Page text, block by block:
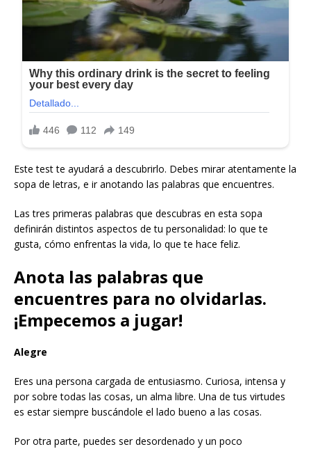
Este test te ayudará a descubrirlo. Debes mirar atentamente la
sopa de letras, e ir anotando las palabras que encuentres.
Las tres primeras palabras que descubras en esta sopa
definirán distintos aspectos de tu personalidad: lo que te
gusta, cómo enfrentas la vida, lo que te hace feliz.
Anota las palabras que
encuentres para no olvidarlas.
¡Empecemos a jugar!
Alegre
Eres una persona cargada de entusiasmo. Curiosa, intensa y
por sobre todas las cosas, un alma libre. Una de tus virtudes
es estar siempre buscándole el lado bueno a las cosas.
Por otra parte, puedes ser desordenado y un poco